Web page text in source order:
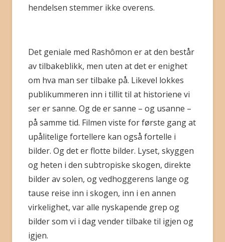
hendelsen stemmer ikke overens.
Det geniale med Rashômon er at den består
av tilbakeblikk, men uten at det er enighet
om hva man ser tilbake på. Likevel lokkes
publikummeren inn i tillit til at historiene vi
ser er sanne. Og de er sanne – og usanne –
på samme tid. Filmen viste for første gang at
upålitelige fortellere kan også fortelle i
bilder. Og det er flotte bilder. Lyset, skyggen
og heten i den subtropiske skogen, direkte
bilder av solen, og vedhoggerens lange og
tause reise inn i skogen, inn i en annen
virkelighet, var alle nyskapende grep og
bilder som vi i dag vender tilbake til igjen og
igjen.